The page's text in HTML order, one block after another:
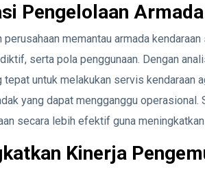
Pengelolaan
perusahaan memantau armada
serta pola penggunaan. Dengan
tepat untuk melakukan servis kendaraan
yang dapat mengganggu operasional.
secara lebih efektif guna
Kinerja